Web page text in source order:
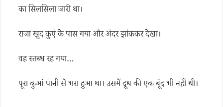
का सिलसिला जारी था।
राजा खुद कुएं के पास गया और अंदर झांककर देखा।
वह स्तब्ध रह गया…
पूरा कुआं पानी से भरा हुआ था। उसमें दूध की एक बूंद भी नहीं थी।